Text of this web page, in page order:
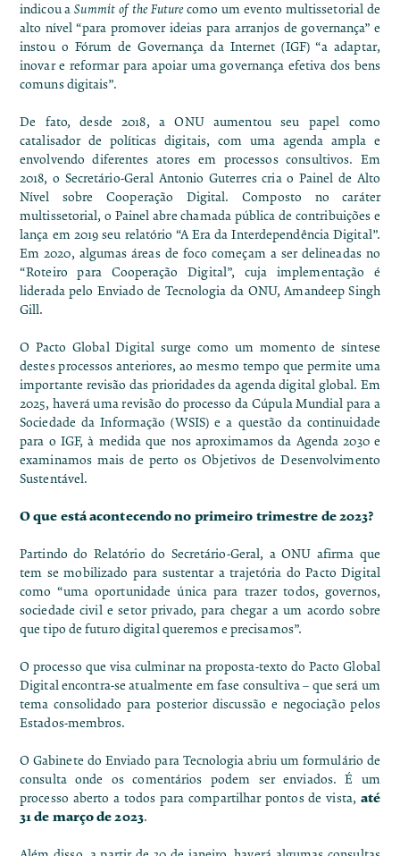
indicou aSummit of the Future como um evento multissetorial de
alto nível “para promover ideias para arranjos de governança” e
instou o Fórum de Governança da Internet (IGF) “a adaptar,
inovar e reformar para apoiar uma governança efetiva dos bens
comuns digitais”.
De fato, desde 2018, a ONU aumentou seu papel como
catalisador de políticas digitais, com uma agenda ampla e
envolvendo diferentes atores em processos consultivos. Em
2018, o Secretário-Geral Antonio Guterres cria o Painel de Alto
Nível sobre Cooperação Digital. Composto no caráter
multissetorial, o Painel abre chamada pública de contribuições e
lança em 2019 seu relatório “A Era da Interdependência Digital”.
Em 2020, algumas áreas de foco começam a ser delineadas no
“Roteiro para Cooperação Digital”, cuja implementação é
liderada pelo Enviado de Tecnologia da ONU, Amandeep Singh
Gill.
O Pacto Global Digital surge como um momento de síntese
destes processos anteriores, ao mesmo tempo que permite uma
importante revisão das prioridades da agenda digital global. Em
2025, haverá uma revisão do processo da Cúpula Mundial para a
Sociedade da Informação (WSIS) e a questão da continuidade
para o IGF, à medida que nos aproximamos da Agenda 2030 e
examinamos mais de perto os Objetivos de Desenvolvimento
Sustentável.
O que está acontecendo no primeiro trimestre de 2023?
Partindo do Relatório do Secretário-Geral, a ONU afirma que
tem se mobilizado para sustentar a trajetória do Pacto Digital
como “uma oportunidade única para trazer todos, governos,
sociedade civil e setor privado, para chegar a um acordo sobre
que tipo de futuro digital queremos e precisamos”.
O processo que visa culminar na proposta-texto do Pacto Global
Digital encontra-se atualmente em fase consultiva – que será um
tema consolidado para posterior discussão e negociação pelos
Estados-membros.
O Gabinete do Enviado para Tecnologia abriu um formulário de
consultaonde os comentários podem ser enviados. É um
processo aberto a todos para compartilhar pontos de vista, até
31 de março de 2023.